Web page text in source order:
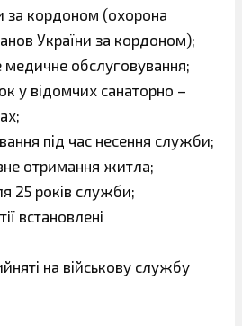
за кордоном (охорона
України за кордоном);
медичне обслуговування;
у відомчих санаторно –
під час несення служби;
отримання житла;
25 років служби;
встановлені
на військову службу